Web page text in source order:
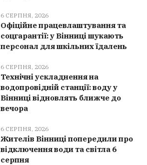
6 СЕРПНЯ, 2026
Офіційне працевлаштування та
соцгарантії: у Вінниці шукають
персонал для шкільних їдалень
6 СЕРПНЯ, 2026
Технічні ускладнення на
водопровідній станції: воду у
Вінниці відновлять ближче до
вечора
6 СЕРПНЯ, 2026
Жителів Вінниці попередили про
відключення води та світла 6
серпня